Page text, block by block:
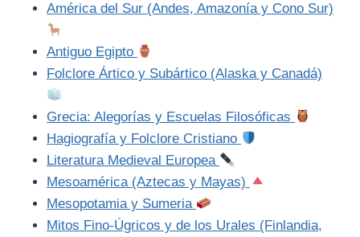
América del Sur (Andes, Amazonía y Cono Sur)
Antiguo Egipto
Folclore Ártico y Subártico (Alaska y Canadá)
Grecia: Alegorías y Escuelas Filosóficas
Hagiografía y Folclore Cristiano
Literatura Medieval Europea
Mesoamérica (Aztecas y Mayas)
Mesopotamia y Sumeria
Mitos Fino-Úgricos y de los Urales (Finlandia,